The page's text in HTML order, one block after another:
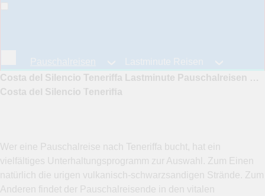
Costa del Silencio Teneriffa Lastminute Pauschalreisen Costa del Silencio Pauschalurlaub günstig Urlaubsreisen Last Minute
Costa del Silencio Teneriffa
Wer eine Pauschalreise nach Teneriffa bucht, hat ein
vielfältiges Unterhaltungsprogramm zur Auswahl. Zum Einen
natürlich die urigen vulkanisch-schwarzsandigen Strände. Zum
Anderen findet der Pauschalreisende in den vitalen